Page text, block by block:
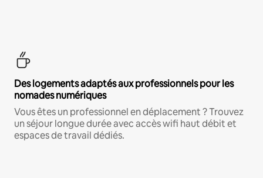
Des logements adaptés aux professionnels pour les
nomades numériques
Vous êtes un professionnel en déplacement ? Trouvez
un séjour longue durée avec accès wifi haut débit et
espaces de travail dédiés.